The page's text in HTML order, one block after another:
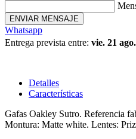
ENVIAR MENSAJE
Whatsapp
Entrega prevista entre: vie. 21 ago.
Detalles
Características
Gafas Oakley Sutro. Referencia
Montura: Matte white. Lentes: